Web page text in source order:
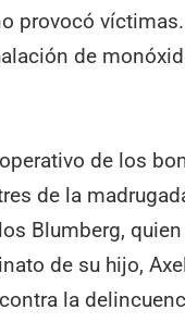
provocó
de
de los
de la
Blumberg,
de su hijo,
la